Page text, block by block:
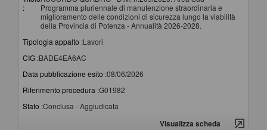
:
Programma pluriennale di manutenzione straordinaria e
miglioramento delle condizioni di sicurezza lungo la viabilità
della Provincia di Potenza - Annualità 2026-2028.
Tipologia appalto :Lavori
CIG :BADE4EA6AC
Data pubblicazione esito :08/06/2026
Riferimento procedura :G01982
Stato :Conclusa - Aggiudicata
Visualizza scheda